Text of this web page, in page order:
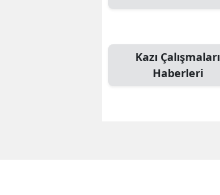
Kazı Çalışmaları
Haberleri